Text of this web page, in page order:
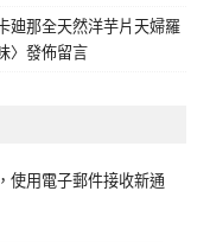
廸那全天然洋芋片天婦羅
〉發佈留言
使用電子郵件接收新通